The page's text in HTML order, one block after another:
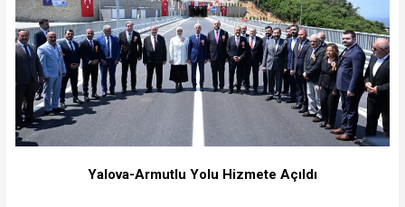
Yalova-Armutlu Yolu Hizmete Açıldı